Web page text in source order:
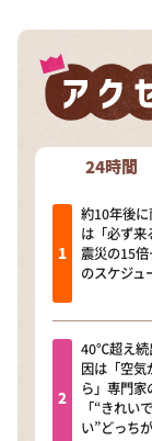
24時間
約10年後
は「必ず来
震災の15
のスケジュ
40℃超え続
因は「空気
ら」専門家
「“きれい
い”どっち